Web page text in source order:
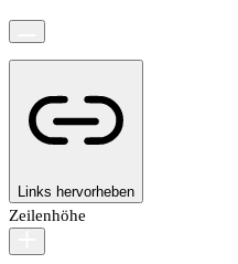
Links hervorheben
Zeilenhöhe